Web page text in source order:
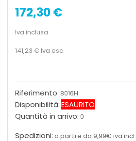
172,30 €
Iva inclusa
141,23 € Iva esc.
Riferimento: 8016H
Disponibilità:ESAURITO
Quantità in arrivo: 0
Spedizioni: a partire da 9,99€ iva incl.